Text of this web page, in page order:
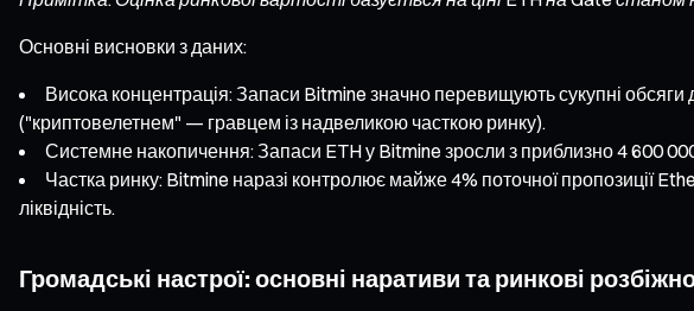
Основні висновки з даних:
Висока концентрація: Запаси Bitmine значно перевищують сукупні
("криптовелетнем" — гравцем із надвеликою часткою ринку).
Системне накопичення: Запаси ETH у Bitmine зросли з приблизно 4 600
Частка ринку: Bitmine наразі контролює майже 4% поточної пропозиції
ліквідність.
Громадські настрої: основні наративи та ринкові